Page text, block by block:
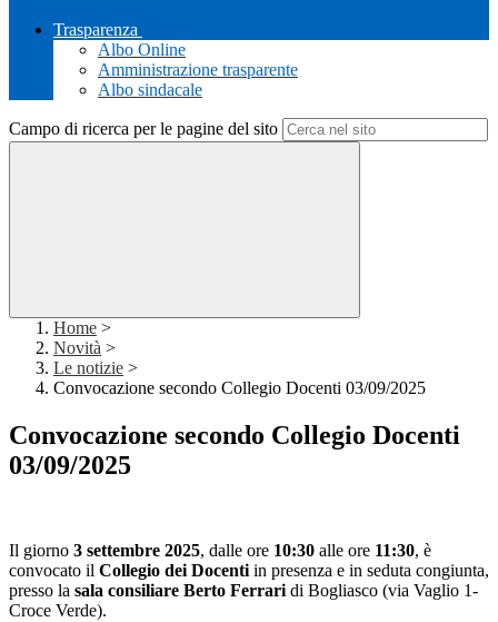
Trasparenza
Albo Online
Amministrazione trasparente
Albo sindacale
Campo di ricerca per le pagine del sito
Home >
Novità >
Le notizie >
Convocazione secondo Collegio Docenti 03/09/2025
Convocazione secondo Collegio Docenti
03/09/2025
Il giorno 3 settembre 2025, dalle ore 10:30 alle ore 11:30, è
convocato il Collegio dei Docenti in presenza e in seduta congiunta,
presso la sala consiliare Berto Ferrari di Bogliasco (via Vaglio 1-
Croce Verde).